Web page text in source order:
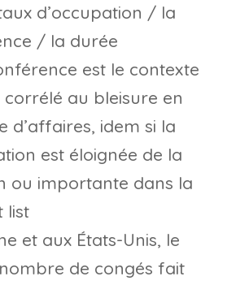
d’occupation / la
/ la durée
est le contexte
corrélé au bleisure en
d’affaires, idem si la
est éloignée de la
ou importante dans la
list
et aux États-Unis, le
de congés fait